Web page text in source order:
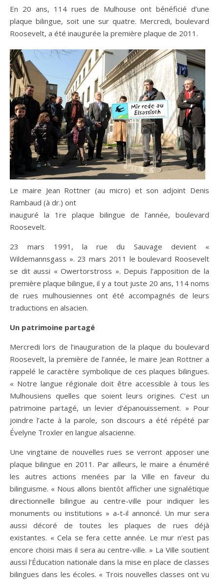
En 20 ans, 114 rues de Mulhouse ont bénéficié d’une
plaque bilingue, soit une sur quatre. Mercredi, boulevard
Roosevelt, a été inaugurée la première plaque de 2011.
Le maire Jean Rottner (au micro) et son adjoint Denis
Rambaud (à dr.) ont
inauguré la 1re plaque bilingue de l’année, boulevard
Roosevelt.
23 mars 1991, la rue du Sauvage devient «
Wildemannsgass ». 23 mars 2011 le boulevard Roosevelt
se dit aussi « Owertorstross ». Depuis l’apposition de la
première plaque bilingue, il y a tout juste 20 ans, 114 noms
de rues mulhousiennes ont été accompagnés de leurs
traductions en alsacien.
Un patrimoine partagé
Mercredi lors de l’inauguration de la plaque du boulevard
Roosevelt, la première de l’année, le maire Jean Rottner a
rappelé le caractère symbolique de ces plaques bilingues.
« Notre langue régionale doit être accessible à tous les
Mulhousiens quelles que soient leurs origines. C’est un
patrimoine partagé, un levier d’épanouissement. » Pour
joindre l’acte à la parole, son discours a été répété par
Évelyne Troxler en langue alsacienne.
Une vingtaine de nouvelles rues se verront apposer une
plaque bilingue en 2011. Par ailleurs, le maire a énuméré
les autres actions menées par la Ville en faveur du
bilinguisme. « Nous allons bientôt afficher une signalétique
directionnelle bilingue au centre-ville pour indiquer les
monuments ou institutions » a-t-il annoncé. Un mur sera
aussi décoré de toutes les plaques de rues déjà
existantes. « Cela se fera cette année. Le mur n’est pas
encore choisi mais il sera au centre-ville. » La Ville soutient
aussi l’Éducation nationale dans la mise en place de classes
bilingues dans les écoles. « Trois nouvelles classes ont vu